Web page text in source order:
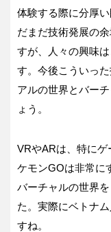
体験する際に分厚
だまだ技術発展の
すが、人々の興味
す。今後こういっ
アルの世界とバー
ょう。
VRやARは、特に
ケモンGOは非常に
バーチャルの世界
た。実際にベトナ
すね。